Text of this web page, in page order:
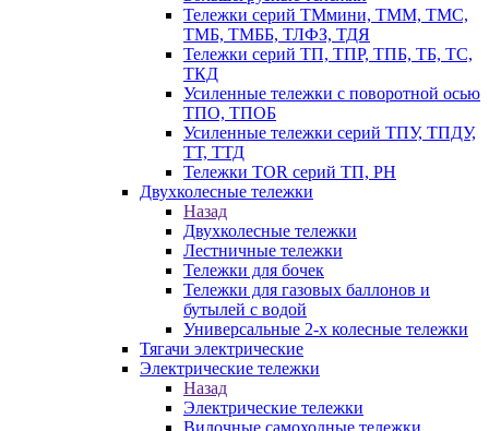
Тележки серий ТМмини, ТММ, ТМС,
ТМБ, ТМББ, ТЛФЗ, ТДЯ
Тележки серий ТП, ТПР, ТПБ, ТБ, ТС,
ТКД
Усиленные тележки с поворотной осью
ТПО, ТПОБ
Усиленные тележки серий ТПУ, ТПДУ,
ТТ, ТТД
Тележки TOR серий ТП, PH
Двухколесные тележки
Назад
Двухколесные тележки
Лестничные тележки
Тележки для бочек
Тележки для газовых баллонов и
бутылей с водой
Универсальные 2-х колесные тележки
Тягачи электрические
Электрические тележки
Назад
Электрические тележки
Вилочные самоходные тележки